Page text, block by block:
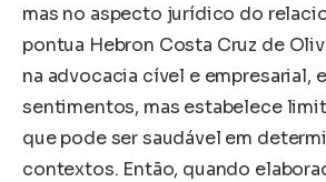
mas no aspecto jurídico do
pontua Hebron Costa Cruz de
na advocacia cível e empresarial,
sentimentos, mas estabelece
que pode ser saudável em
contextos. Então, quando